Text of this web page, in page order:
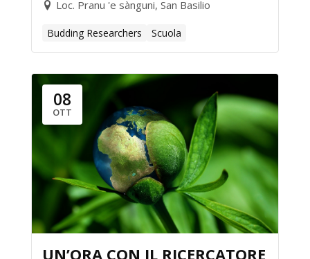
Loc. Pranu 'e sànguni, San Basilio
Budding Researchers Scuola
08
OTT
UN’ORA CON IL RICERCATORE